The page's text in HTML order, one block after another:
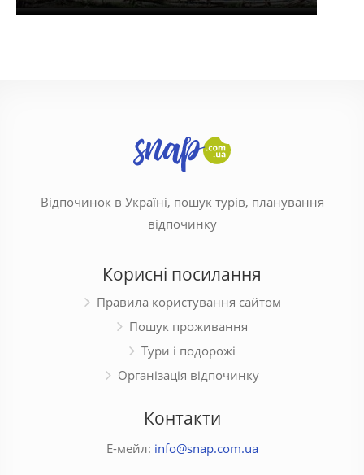
Відпочинок в Україні, пошук турів, планування
відпочинку
Корисні посилання
Правила користування сайтом
Пошук проживання
Тури і подорожі
Організація відпочинку
Контакти
Е-мейл: info@snap.com.ua